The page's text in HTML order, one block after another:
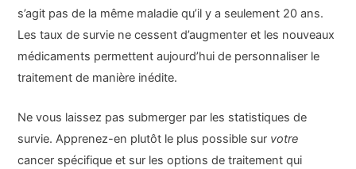
s’agit pas de la même maladie qu’il y a seulement 20 ans.
Les taux de survie ne cessent d’augmenter et les nouveaux
médicaments permettent aujourd’hui de personnaliser le
traitement de manière inédite.
Ne vous laissez pas submerger par les statistiques de
survie. Apprenez-en plutôt le plus possible sur votre
cancer spécifique et sur les options de traitement qui